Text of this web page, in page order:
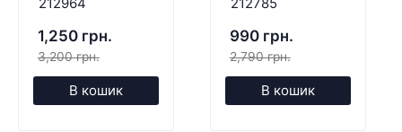
1,250 грн.
3,200 грн.
В кошик
990 грн.
2,790 грн.
В кошик